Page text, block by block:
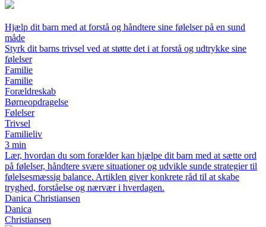
Hjælp dit barn med at forstå og håndtere sine følelser på en sund
måde
Styrk dit barns trivsel ved at støtte det i at forstå og udtrykke sine
følelser
Familie
Familie
Forældreskab
Børneopdragelse
Følelser
Trivsel
Familieliv
3 min
Lær, hvordan du som forælder kan hjælpe dit barn med at sætte ord
på følelser, håndtere svære situationer og udvikle sunde strategier til
følelsesmæssig balance. Artiklen giver konkrete råd til at skabe
tryghed, forståelse og nærvær i hverdagen.
Danica Christiansen
Danica
Christiansen